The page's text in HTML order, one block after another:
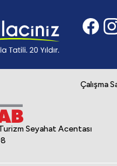
Çalışma
Seyahat Acentası